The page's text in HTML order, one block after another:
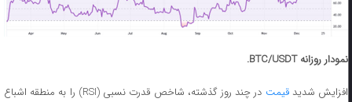
نمودار روزانه BTC/USDT.
افزایش شدید قیمت
در چند روز گذشته، شاخص قدرت نسبی (RSI) را به منطقه اشباع